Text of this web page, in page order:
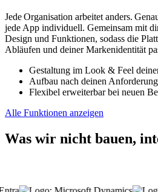
Jede Organisation arbeitet anders.
jede App individuell. Gemeinsam mit
Design und Funktionen, sodass die
Abläufen und deiner Markenidentität
Gestaltung im Look & Feel
Aufbau nach deinen
Flexibel erweiterbar bei neuen
Alle Funktionen anzeigen
Was wir nicht bauen,